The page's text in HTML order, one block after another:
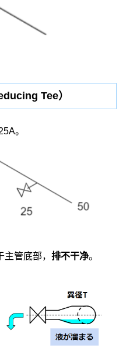
Tee）
。
管底部， 排不干净。